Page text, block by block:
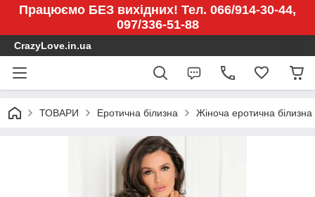
Працюємо БЕЗ вихідних! Тел. 066/914-30-44,
097/336-51-88
CrazyLove.in.ua
ТОВАРИ Еротична білизна Жіноча еротична білизна